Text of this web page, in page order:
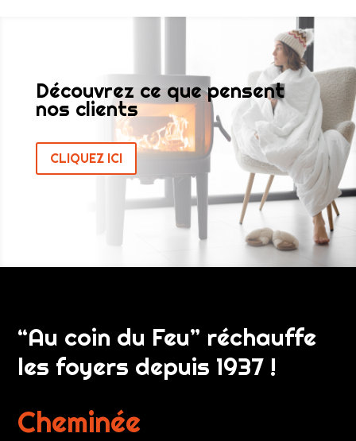
Découvrez ce que pensent
nos clients
CLIQUEZ ICI
“Au coin du Feu” réchauffe
les foyers depuis 1937 !
Cheminée